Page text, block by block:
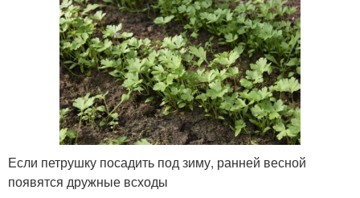
Если петрушку посадить под зиму, ранней весной
появятся дружные всходы